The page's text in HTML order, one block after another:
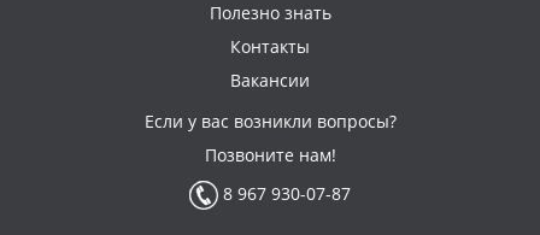
Полезно знать
Контакты
Вакансии
Если у вас возникли вопросы?
Позвоните нам!
8 967 930-07-87